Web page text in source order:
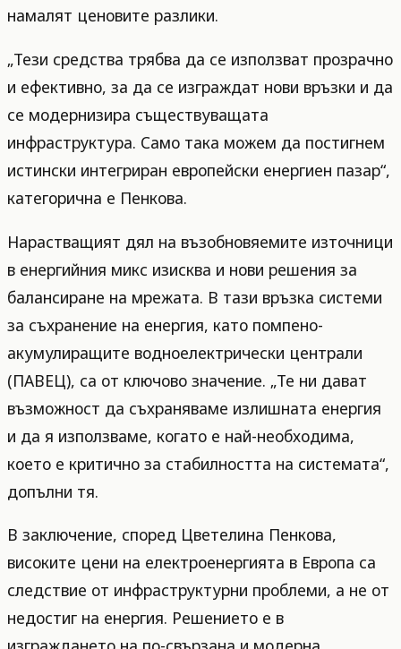
намалят ценовите разлики.
„Тези средства трябва да се използват прозрачно
и ефективно, за да се изграждат нови връзки и да
се модернизира съществуващата
инфраструктура. Само така можем да постигнем
истински интегриран европейски енергиен пазар“,
категорична е Пенкова.
Нарастващият дял на възобновяемите източници
в енергийния микс изисква и нови решения за
балансиране на мрежата. В тази връзка системи
за съхранение на енергия, като помпено-
акумулиращите водноелектрически централи
(ПАВЕЦ), са от ключово значение. „Те ни дават
възможност да съхраняваме излишната енергия
и да я използваме, когато е най-необходима,
което е критично за стабилността на системата“,
допълни тя.
В заключение, според Цветелина Пенкова,
високите цени на електроенергията в Европа са
следствие от инфраструктурни проблеми, а не от
недостиг на енергия. Решението е в